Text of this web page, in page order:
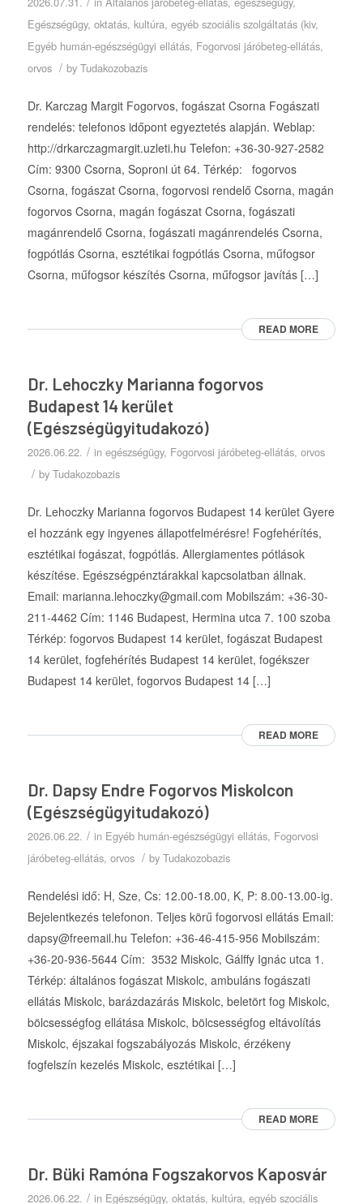
Egészségügy, oktatás, kultúra, egyéb szociális szolgáltatás (kiv,
Egyéb humán-egészségügyi ellátás, Fogorvosi járóbeteg-ellátás,
orvos / by Tudakozobazis
Dr. Karczag Margit Fogorvos, fogászat Csorna Fogászati
rendelés: telefonos időpont egyeztetés alapján. Weblap:
http://drkarczagmargit.uzleti.hu Telefon: +36-30-927-2582
Cím: 9300 Csorna, Soproni út 64. Térkép: fogorvos
Csorna, fogászat Csorna, fogorvosi rendelő Csorna, magán
fogorvos Csorna, magán fogászat Csorna, fogászati
magánrendelő Csorna, fogászati magánrendelés Csorna,
fogpótlás Csorna, esztétikai fogpótlás Csorna, műfogsor
Csorna, műfogsor készítés Csorna, műfogsor javítás […]
READ MORE
Dr. Lehoczky Marianna fogorvos
Budapest 14 kerület
(Egészségügyitudakozó)
2026.06.22. / in egészségügy, Fogorvosi járóbeteg-ellátás, orvos
/ by Tudakozobazis
Dr. Lehoczky Marianna fogorvos Budapest 14 kerület Gyere
el hozzánk egy ingyenes állapotfelmérésre! Fogfehérítés,
esztétikai fogászat, fogpótlás. Allergiamentes pótlások
készítése. Egészségpénztárakkal kapcsolatban állnak.
Email: marianna.lehoczky@gmail.com Mobilszám: +36-30-
211-4462 Cím: 1146 Budapest, Hermina utca 7. 100 szoba
Térkép: fogorvos Budapest 14 kerület, fogászat Budapest
14 kerület, fogfehérítés Budapest 14 kerület, fogékszer
Budapest 14 kerület, fogorvos Budapest 14 […]
READ MORE
Dr. Dapsy Endre Fogorvos Miskolcon
(Egészségügyitudakozó)
2026.06.22. / in Egyéb humán-egészségügyi ellátás, Fogorvosi
járóbeteg-ellátás, orvos / by Tudakozobazis
Rendelési idő: H, Sze, Cs: 12.00-18.00, K, P: 8.00-13.00-ig.
Bejelentkezés telefonon. Teljes körű fogorvosi ellátás Email:
dapsy@freemail.hu Telefon: +36-46-415-956 Mobilszám:
+36-20-936-5644 Cím: 3532 Miskolc, Gálffy Ignác utca 1.
Térkép: általános fogászat Miskolc, ambuláns fogászati
ellátás Miskolc, barázdazárás Miskolc, beletört fog Miskolc,
bölcsességfog ellátása Miskolc, bölcsességfog eltávolítás
Miskolc, éjszakai fogszabályozás Miskolc, érzékeny
fogfelszín kezelés Miskolc, esztétikai […]
READ MORE
Dr. Büki Ramóna Fogszakorvos Kaposvár
2026.06.22. / in Egészségügy, oktatás, kultúra, egyéb szociális